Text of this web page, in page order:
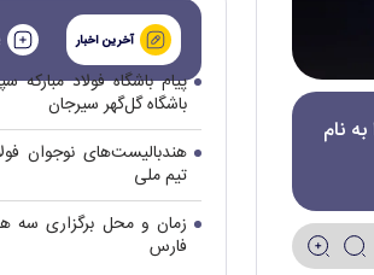
نام
آخرین اخبار
پیام باشگاه فولاد
باشگاه گل‌گهر سیرجان
هندبالیست‌های نوجوان
تیم ملی
زمان و محل برگزاری سه
فارس